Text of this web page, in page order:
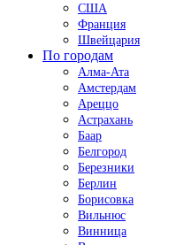
США
Франция
Швейцария
По городам
Алма-Ата
Амстердам
Ареццо
Астрахань
Баар
Белгород
Березники
Берлин
Борисовка
Вильнюс
Винница